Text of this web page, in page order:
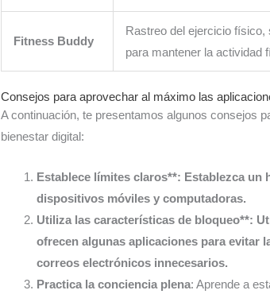
Fitness Buddy
Rastreo del ejercicio
para mantener la actividad
Consejos para aprovechar al máximo las
A continuación, te presentamos algunos consejos
bienestar digital:
Establece límites claros**: Establezca un
dispositivos móviles y computadoras.
Utiliza las características de bloqueo**:
ofrecen algunas aplicaciones para evitar
correos electrónicos innecesarios.
Practica la conciencia plena: Aprende a